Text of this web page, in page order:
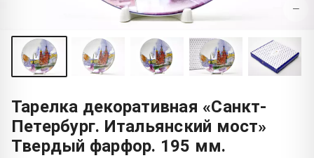
−
Тарелка декоративная «Санкт-
Петербург. Итальянский мост»
Твердый фарфор. 195 мм.